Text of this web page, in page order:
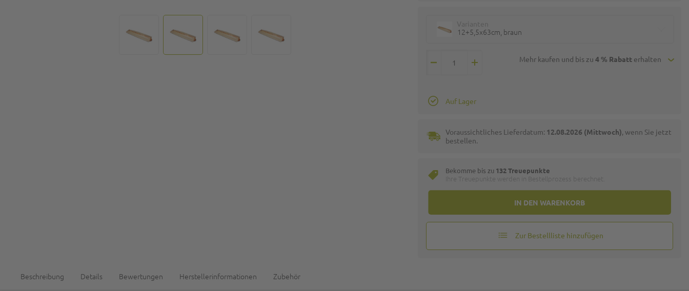
12+5,5x63cm, braun
Mehr kaufen und bis zu 4 % Rabatterhalten
IN DEN WARENKORB
Auf Lager
Voraussichtliches Lieferdatum: 12.08.2026 (Mittwoch), wenn Sie jetzt
bestellen.
Bekomme bis zu 132 Treuepunkte
Zur Bestellliste hinzufügen
Beschreibung Details Bewertungen Herstellerinformationen Zubehör